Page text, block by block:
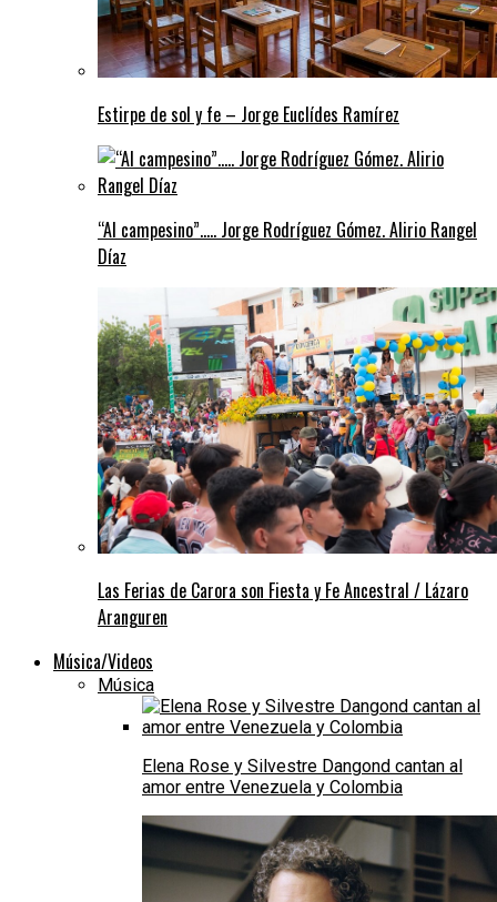
Estirpe de sol y fe – Jorge Euclídes Ramírez
“Al campesino”….. Jorge Rodríguez Gómez. Alirio Rangel
Díaz
Las Ferias de Carora son Fiesta y Fe Ancestral / Lázaro
Aranguren
Música/Videos
Música
Elena Rose y Silvestre Dangond cantan al
amor entre Venezuela y Colombia